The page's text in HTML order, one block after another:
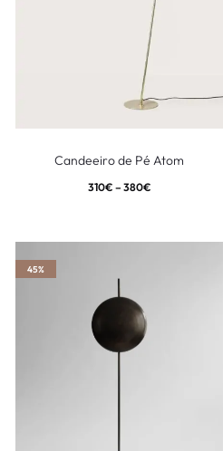
Candeeiro de Pé Atom
310€ – 380€
45%